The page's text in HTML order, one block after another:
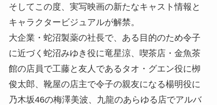
そしてこの度、実写映画の新たなキャスト情報と
キャラクタービジュアルが解禁。
大企業・蛇沼製薬の社長で、ある目的のため令子
に近づく蛇沼みゆき役に竜星涼、喫茶店・金魚茶
館の店員で工藤と友人であるタオ・グエン役に栁
俊太郎、靴屋の店主で令子の親友になる楊明役に
乃木坂46の梅澤美波、九龍のあらゆる店でアルバ